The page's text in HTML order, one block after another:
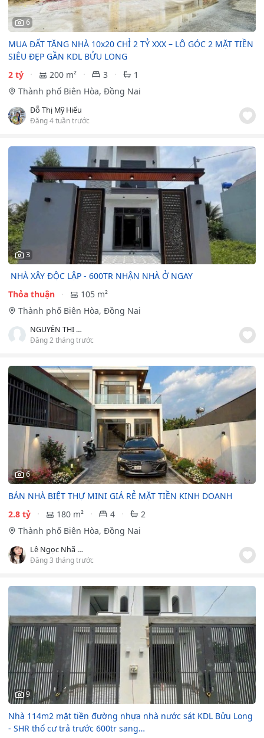
6
MUA ĐẤT TẶNG NHÀ 10x20 CHỈ 2 TỶ XXX – LÔ GÓC 2 MẶT TIỀN
SIÊU ĐẸP GẦN KDL BỬU LONG
2 tỷ
200 m² 3
1
Thành phố Biên Hòa, Đồng Nai
Đỗ Thị Mỹ Hiếu
Đăng 4 tuần trước
3
️️ NHÀ XÂY ĐỘC LẬP - 600TR NHẬN NHÀ Ở NGAY
Thỏa thuận
105 m²
Thành phố Biên Hòa, Đồng Nai
NGUYỄN THỊ MỸ DUYÊN
Đăng 2 tháng trước
6
BÁN NHÀ BIỆT THỰ MINI GIÁ RẺ MẶT TIỀN KINH DOANH
2.8 tỷ
180 m² 4
2
Thành phố Biên Hòa, Đồng Nai
Lê Ngọc Nhã Trân
Đăng 3 tháng trước
9
Nhà 114m2 mặt tiền đường nhựa nhà nước sát KDL Bửu Long
- SHR thổ cư trả trước 600tr sang…